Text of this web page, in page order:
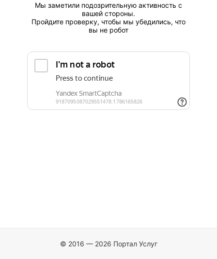
Мы заметили подозрительную активность с
вашей стороны.
Пройдите проверку, чтобы мы убедились, что
вы не робот
© 2016 — 2026 Портал Услуг